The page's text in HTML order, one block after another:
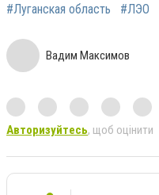
#Луганская область #ЛЭО
Вадим Максимов
Авторизуйтесь, щоб оцінити